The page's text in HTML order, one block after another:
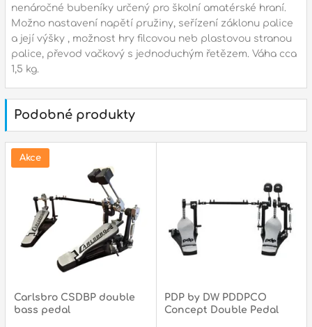
gsm.: +420 777 888 088
email:
prodejna@bici.cz
Otevírací doba
pondělí – pátek :10:00 – 18:00
sobota :ZAVŘENO
neděle :ZAVŘENO
státní svátky :
nenáročné bubeníky určený pro školní amatérské hraní.
Možno nastavení napětí pružiny, seřízení záklonu palice
a její výšky , možnost hry filcovou neb plastovou stranou
palice, převod vačkový s jednoduchým řetězem. Váha cca
1,5 kg.
Podobné produkty
Carlsbro CSDBP double
bass pedal
Akce
PDP by DW PDDPCO
Concept Double Pedal